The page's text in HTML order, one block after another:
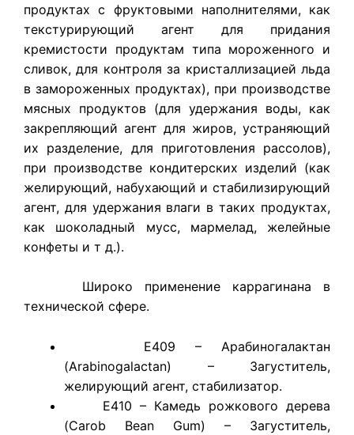
продуктах с фруктовыми наполнителями, как
текстурирующий агент для придания
кремистости продуктам типа мороженного и
сливок, для контроля за кристаллизацией льда
в замороженных продуктах), при производстве
мясных продуктов (для удержания воды, как
закрепляющий агент для жиров, устраняющий
их разделение, для приготовления рассолов),
при производстве кондитерских изделий (как
желирующий, набухающий и стабилизирующий
агент, для удержания влаги в таких продуктах,
как шоколадный мусс, мармелад, желейные
конфеты и т д.).
Широко применение каррагинана в
технической сфере.
E409 – Арабиногалактан
(Arabinogalactan) – Загуститель,
желирующий агент, стабилизатор.
E410 – Камедь рожкового дерева
(Carob Bean Gum) – Загуститель,